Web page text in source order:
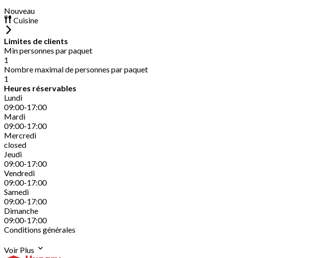
Nouveau
Cuisine
Limites de clients
Min personnes par paquet
1
Nombre maximal de personnes par paquet
1
Heures réservables
Lundi
09:00-17:00
Mardi
09:00-17:00
Mercredi
closed
Jeudi
09:00-17:00
Vendredi
09:00-17:00
Samedi
09:00-17:00
Dimanche
09:00-17:00
Conditions générales
Voir Plus